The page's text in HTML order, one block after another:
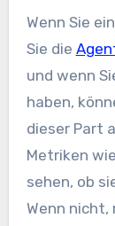
Wenn Sie
Sie die
und wenn
haben,
dieser Part
Metriken
sehen, ob
Wenn nicht,